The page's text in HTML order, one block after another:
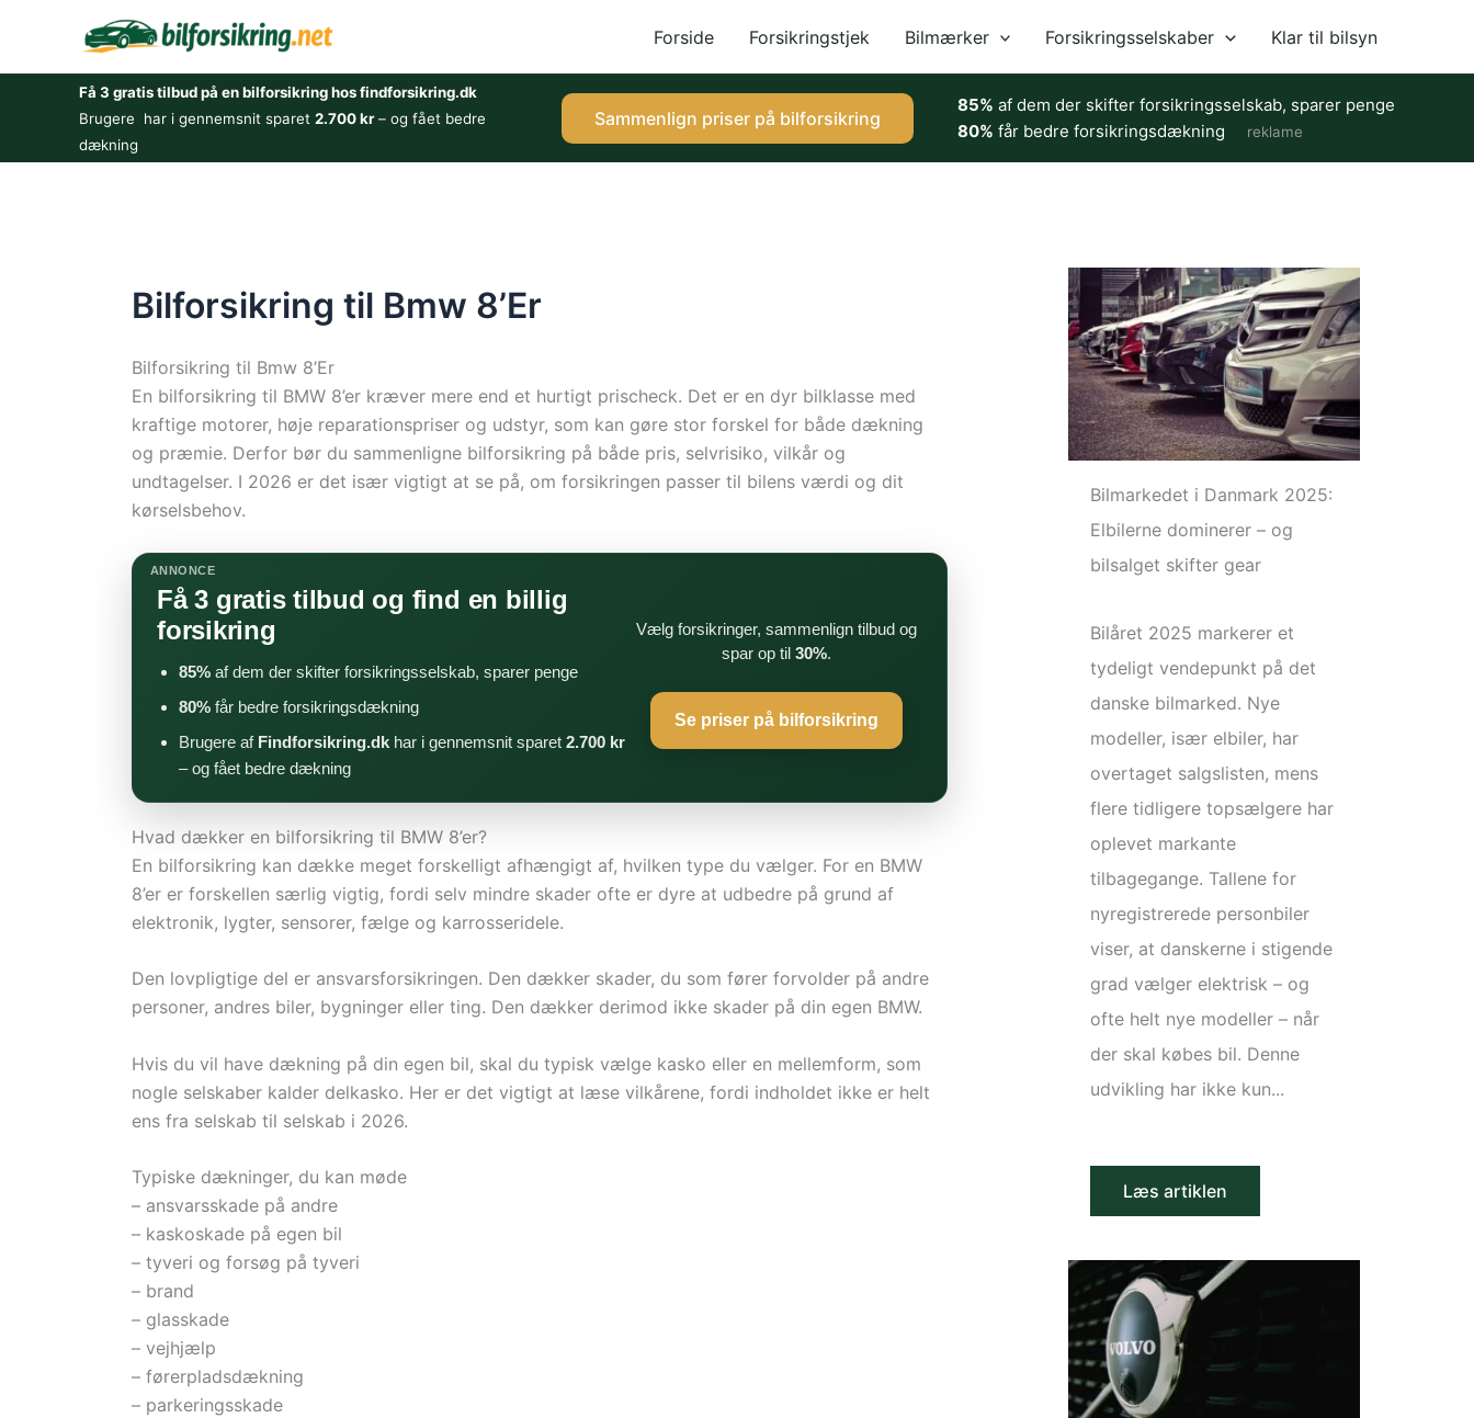
indholdet
Forside Forsikringstjek Bilmærker Forsikringsselskaber Klar til bilsyn
Få 3 gratis tilbud på en bilforsikring hos findforsikring.dk
Brugere har i gennemsnit sparet 2.700 kr– og fået bedre
dækning
Sammenlign priser på bilforsikring
85% af dem der skifter forsikringsselskab, sparer penge
80% får bedre forsikringsdækning reklame
Bilforsikring til Bmw 8’Er
Bilforsikring til Bmw 8’Er
En bilforsikring til BMW 8’er kræver mere end et hurtigt prischeck. Det er en dyr bilklasse med
kraftige motorer, høje reparationspriser og udstyr, som kan gøre stor forskel for både dækning
og præmie. Derfor bør du sammenligne bilforsikring på både pris, selvrisiko, vilkår og
undtagelser. I 2026 er det især vigtigt at se på, om forsikringen passer til bilens værdi og dit
kørselsbehov.
ANNONCE
Få 3 gratis tilbud og find en billig
forsikring
85% af dem der skifter forsikringsselskab, sparer penge
80% får bedre forsikringsdækning
Brugere af Findforsikring.dk har i gennemsnit sparet 2.700 kr
– og fået bedre dækning
Vælg forsikringer, sammenlign tilbud og
spar op til30%.
Se priser på bilforsikring
Hvad dækker en bilforsikring til BMW 8’er?
En bilforsikring kan dække meget forskelligt afhængigt af, hvilken type du vælger. For en BMW
8’er er forskellen særlig vigtig, fordi selv mindre skader ofte er dyre at udbedre på grund af
elektronik, lygter, sensorer, fælge og karrosseridele.
Den lovpligtige del er ansvarsforsikringen. Den dækker skader, du som fører forvolder på andre
personer, andres biler, bygninger eller ting. Den dækker derimod ikke skader på din egen BMW.
Hvis du vil have dækning på din egen bil, skal du typisk vælge kasko eller en mellemform, som
nogle selskaber kalder delkasko. Her er det vigtigt at læse vilkårene, fordi indholdet ikke er helt
ens fra selskab til selskab i 2026.
Typiske dækninger, du kan møde
– ansvarsskade på andre
– kaskoskade på egen bil
– tyveri og forsøg på tyveri
– brand
– glasskade
– vejhjælp
– førerpladsdækning
– parkeringsskade
Bilmarkedet i Danmark 2025:
Elbilerne dominerer – og
bilsalget skifter gear
Bilåret 2025 markerer et
tydeligt vendepunkt på det
danske bilmarked. Nye
modeller, især elbiler, har
overtaget salgslisten, mens
flere tidligere topsælgere har
oplevet markante
tilbagegange. Tallene for
nyregistrerede personbiler
viser, at danskerne i stigende
grad vælger elektrisk – og
ofte helt nye modeller – når
der skal købes bil. Denne
udvikling har ikke kun...
Læs artiklen